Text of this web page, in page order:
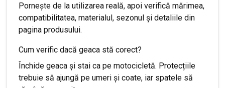
Pornește de la utilizarea reală, apoi verifică mărimea,
compatibilitatea, materialul, sezonul și detaliile din
pagina produsului.
Cum verific dacă geaca stă corect?
Închide geaca și stai ca pe motocicletă. Protecțiile
trebuie să ajungă pe umeri și coate, iar spatele să